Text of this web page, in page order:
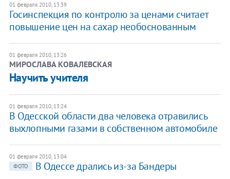
01 февраля 2010, 13:39
Госинспекция по контролю за ценами считает
повышение цен на сахар необоснованным
01 февраля 2010, 13:26
МИРОСЛАВА КОВАЛЕВСКАЯ
Научить учителя
01 февраля 2010, 13:24
В Одесской области два человека отравились
выхлопными газами в собственном автомобиле
01 февраля 2010, 13:04
ФОТО
В Одессе дрались из-за Бандеры